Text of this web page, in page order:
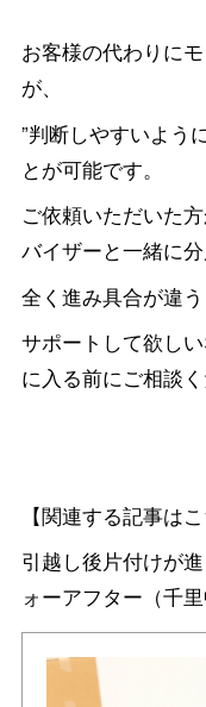
お客様の代わりに
が、
”判断しやすいよう
とが可能です。
ご依頼いただいた
バイザーと一緒に
全く進み具合が違
サポートして欲し
に入る前にご相談
【関連する記事は
引越し後片付けが
ォーアフター（千